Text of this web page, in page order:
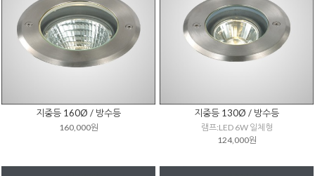
지중등 160Ø / 방수등
160,000원
지중등 130Ø / 방수등
램프:LED 6W 일체형
124,000원